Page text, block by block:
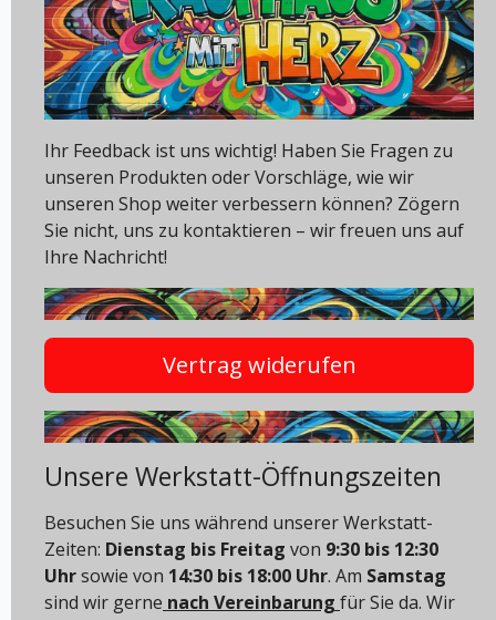
Ihr Feedback ist uns wichtig! Haben Sie Fragen zu
unseren Produkten oder Vorschläge, wie wir
unseren Shop weiter verbessern können? Zögern
Sie nicht, uns zu kontaktieren – wir freuen uns auf
Ihre Nachricht!
Vertrag widerufen
Unsere Werkstatt-Öffnungszeiten
Besuchen Sie uns während unserer Werkstatt-
Zeiten: Dienstag bis Freitag von 9:30 bis 12:30
Uhrsowie von 14:30 bis 18:00 Uhr. Am Samstag
sind wir gerne nach Vereinbarung für Sie da. Wir